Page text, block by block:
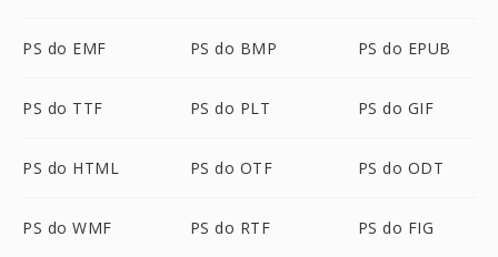
PS do EMF PS do BMP PS do EPUB
PS do TTF PS do PLT PS do GIF
PS do HTML PS do OTF PS do ODT
PS do WMF PS do RTF PS do FIG